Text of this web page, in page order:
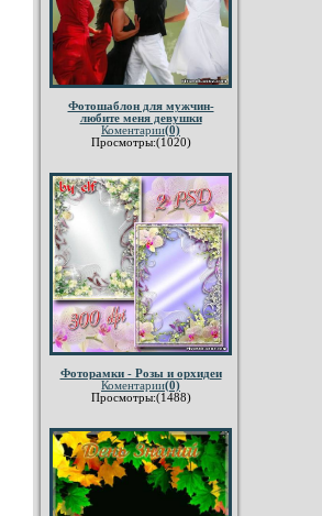
Фотошаблон для мужчин-
любите меня девушки
Коментарии(0)
Просмотры:(1020)
Фоторамки - Розы и орхидеи
Коментарии(0)
Просмотры:(1488)